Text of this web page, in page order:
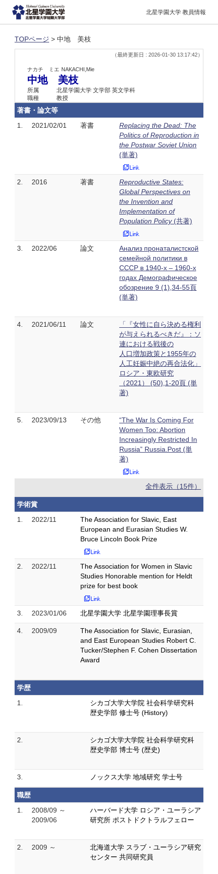
北星学園大学 教員情報
TOPページ > 中地 美枝
（最終更新日 : 2026-01-30 13:17:42）
ナカチ ミエ NAKACHI,Mie
中地 美枝
所属
北星学園大学 文学部 英文学科
職種
教授
著書・論文等
1.
2021/02/01 著書
Replacing the Dead: The
Politics of Reproduction in
the Postwar Soviet Union
(単著)
2. 2016 著書
Reproductive States:
Global Perspectives on
the Invention and
Implementation of
Population Policy(共著)
3. 2022/06 論文
Анализ пронаталистской
семейной политики в
СССР в 1940-х – 1960-х
годах Демографическое
обозрение 9 (1),34-55頁
(単著)
4. 2021/06/11 論文
「『女性に自ら決める権利
が与えられるべきだ』：ソ
連における戦後の
人口増加政策と1955年の
人工妊娠中絶の再合法化」
ロシア・東欧研究
（2021） (50),1-20頁 (単
著)
5. 2023/09/13 その他
“The War Is Coming For
Women Too: Abortion
Increasingly Restricted In
Russia” Russia.Post (単
著)
全件表示（15件）
学術賞
1.
2022/11
The Association for Slavic, East
European and Eurasian Studies W.
Bruce Lincoln Book Prize
2. 2022/11
The Association for Women in Slavic
Studies Honorable mention for Heldt
prize for best book
3. 2023/01/06 北星学園大学 北星学園理事長賞
4. 2009/09
The Association for Slavic, Eurasian,
and East European Studies Robert C.
Tucker/Stephen F. Cohen Dissertation
Award
学歴
1.
シカゴ大学大学院 社会科学研究科
歴史学部 修士号 (History)
2.
シカゴ大学大学院 社会科学研究科
歴史学部 博士号 (歴史)
3. ノックス大学 地域研究 学士号
職歴
1.
2008/09 ～
2009/06
ハーバード大学 ロシア・ユーラシア
研究所 ポストドクトラルフェロー
2. 2009 ～
北海道大学 スラブ・ユーラシア研究
センター 共同研究員